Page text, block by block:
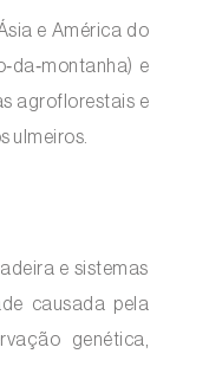
e América do
e
agroflorestais e
ulmeiros.
e sistemas
causada pela
genética,